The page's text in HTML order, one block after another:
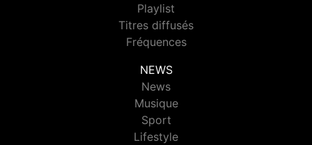
Playlist
Titres diffusés
Fréquences
NEWS
News
Musique
Sport
Lifestyle